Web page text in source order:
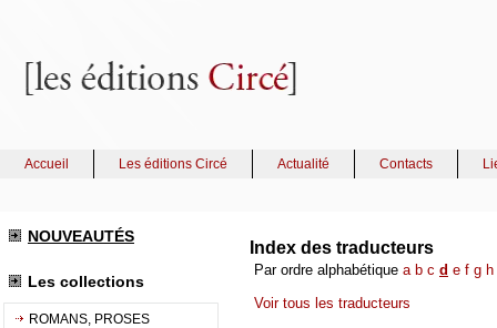
Accueil Les éditions Circé Actualité Contacts
NOUVEAUTÉS
Les collections
ROMANS, PROSES
Index des traducteurs
Par ordre alphabétique a b c d e f g h
Voir tous les traducteurs